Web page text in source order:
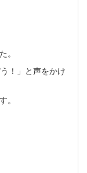
。
！」と声をかけ
。